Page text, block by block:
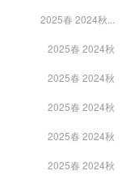
2025春 2024秋...
2025春 2024秋
2025春 2024秋
2025春 2024秋
2025春 2024秋
2025春 2024秋